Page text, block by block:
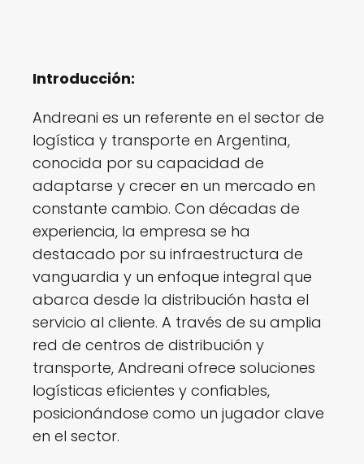
Introducción:
Andreani es un referente en el sector de
logística y transporte en Argentina,
conocida por su capacidad de
adaptarse y crecer en un mercado en
constante cambio. Con décadas de
experiencia, la empresa se ha
destacado por su infraestructura de
vanguardia y un enfoque integral que
abarca desde la distribución hasta el
servicio al cliente. A través de su amplia
red de centros de distribución y
transporte, Andreani ofrece soluciones
logísticas eficientes y confiables,
posicionándose como un jugador clave
en el sector.